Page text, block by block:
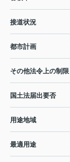
接道状況
都市計画
その他法令上の制限
国土法届出要否
用途地域
最適用途